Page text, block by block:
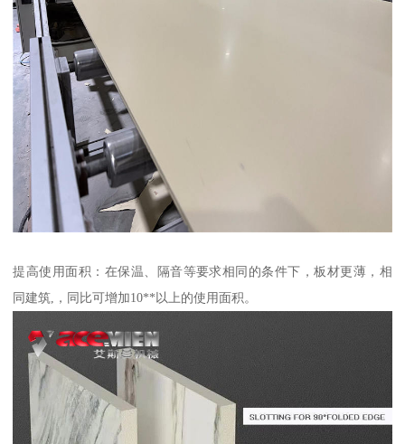
提高使用面积：在保温、隔音等要求相同的条件下，板材更薄，相
同建筑,，同比可增加10**以上的使用面积。